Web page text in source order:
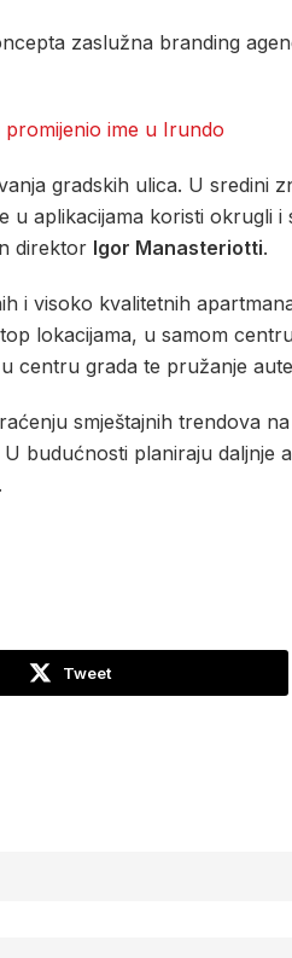
zaslužna branding
gradskih ulica. U sredini
aplikacijama koristi okrugli
direktor Igor Manasteriotti.
i visoko kvalitetnih
lokacijama, u samom
centru grada te pružanje
smještajnih trendova
budućnosti planiraju daljnje
Tweet